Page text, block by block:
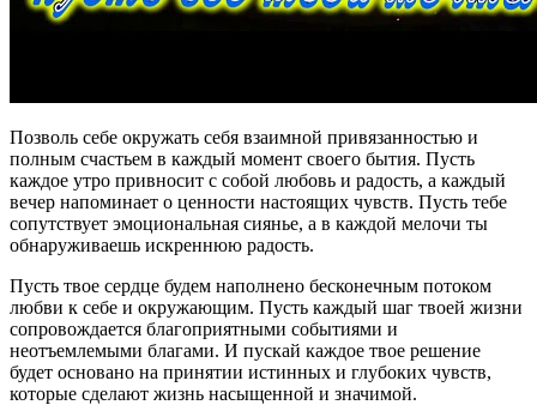
Позволь себе окружать себя взаимной привязанностью и
полным счастьем в каждый момент своего бытия. Пусть
каждое утро привносит с собой любовь и радость, а каждый
вечер напоминает о ценности настоящих чувств. Пусть тебе
сопутствует эмоциональная сиянье, а в каждой мелочи ты
обнаруживаешь искреннюю радость.
Пусть твое сердце будем наполнено бесконечным потоком
любви к себе и окружающим. Пусть каждый шаг твоей жизни
сопровождается благоприятными событиями и
неотъемлемыми благами. И пускай каждое твое решение
будет основано на принятии истинных и глубоких чувств,
которые сделают жизнь насыщенной и значимой.